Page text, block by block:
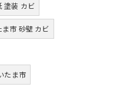
塗装 カビ
ま市 砂壁 カビ
たま市